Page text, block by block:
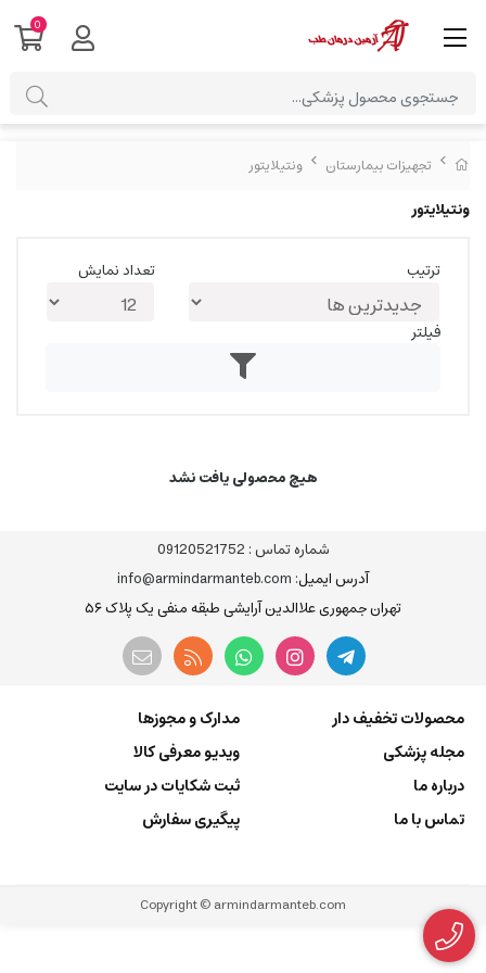
تجهیزات بیمارستان ونتیلایتور
ونتیلایتور
ترتیب تعداد نمایش
فیلتر
هیچ محصولی یافت نشد
شماره تماس : 09120521752
آدرس ایمیل: info@armindarmanteb.com
تهران جمهوری علاالدین آرایشی طبقه منفی یک پلاک ۵۶
محصولات تخفیف دار
مدارک و مجوزها
مجله پزشکی
ویدیو معرفی کالا
درباره ما
ثبت شکایات در سایت
تماس با ما
پیگیری سفارش
Copyright © armindarmanteb.com
0